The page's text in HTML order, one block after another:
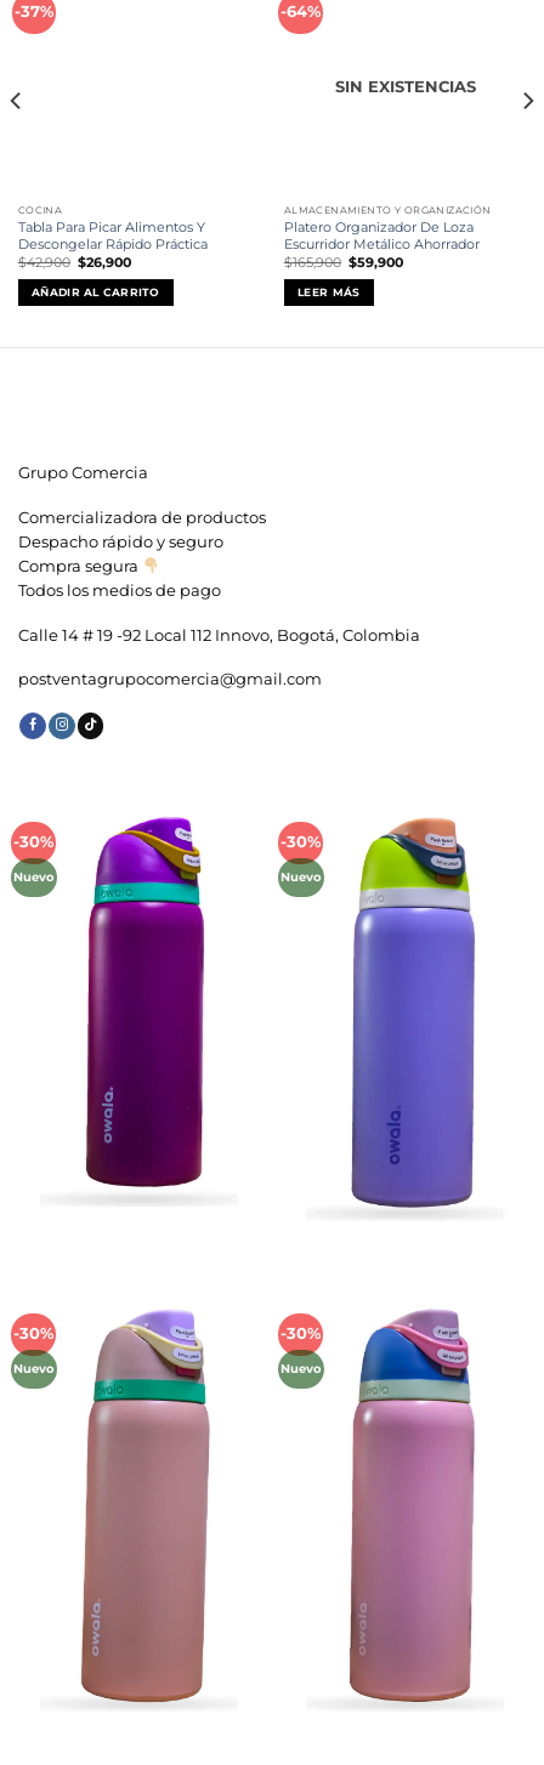
-37%
COCINA
Tabla Para Picar Alimentos Y
Descongelar Rápido Práctica
$42,900 El
precio
original
era:
$42,900.
$26,900El
actual
es:
$26,900.
AÑADIR AL CARRITO
-64%
SIN EXISTENCIAS
ALMACENAMIENTO Y ORGANIZACIÓN
Platero Organizador De Loza
Escurridor Metálico Ahorrador
$165,900 El
precio
original
era:
$165,900.
$59,900El
LEER MÁS
Grupo Comercia
Comercializadora de productos
Despacho rápido y seguro
Compra segura
Todos los medios de pago
Calle 14 # 19 -92 Local 112 Innovo, Bogotá, Colombia
postventagrupocomercia@gmail.com
-30%
Nuevo
Añadir
lista de
deseos
-30%
Nuevo
Añadir
lista de
deseos
-30%
Nuevo
Añadir
lista de
deseos
-30%
Nuevo
Añadir
lista de
deseos